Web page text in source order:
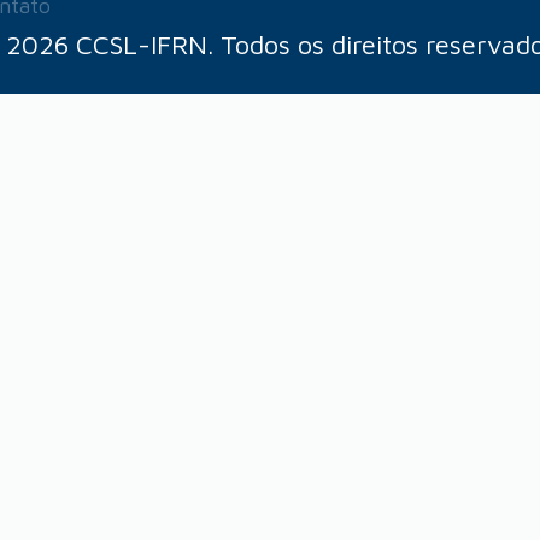
CCSL-IFRN. Todos os direitos